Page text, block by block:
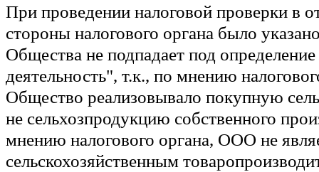
При проведении налоговой проверки в
стороны налогового органа было
Общества не подпадает под
деятельность", т.к., по мнению
Общество реализовывало покупную
не сельхозпродукцию собственного
мнению налогового органа, ООО не
сельскохозяйственным